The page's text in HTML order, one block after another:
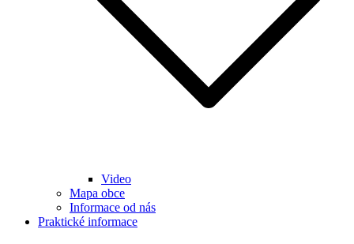
Video
Mapa obce
Informace od nás
Praktické informace